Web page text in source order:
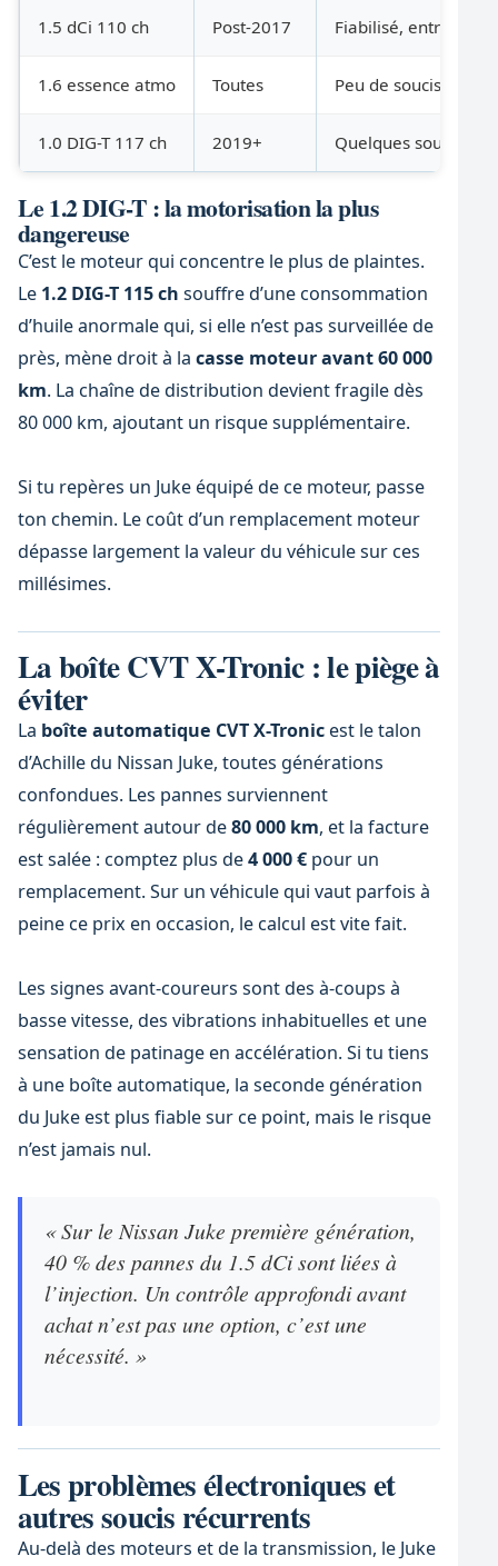
1.5 dCi 110 ch Post-2017 Fiabilisé, entretien
1.6 essence atmo Toutes Peu de soucis
1.0 DIG-T 117 ch 2019+ Quelques soucis
Le 1.2 DIG-T : la motorisation la plus
dangereuse
C’est le moteur qui concentre le plus de plaintes.
Le 1.2 DIG-T 115 ch souffre d’une consommation
d’huile anormale qui, si elle n’est pas surveillée de
près, mène droit à la casse moteur avant 60 000
km. La chaîne de distribution devient fragile dès
80 000 km, ajoutant un risque supplémentaire.
Si tu repères un Juke équipé de ce moteur, passe
ton chemin. Le coût d’un remplacement moteur
dépasse largement la valeur du véhicule sur ces
millésimes.
La boîte CVT X-Tronic : le piège à
éviter
La boîte automatique CVT X-Tronicest le talon
d’Achille du Nissan Juke, toutes générations
confondues. Les pannes surviennent
régulièrement autour de80 000 km, et la facture
est salée : comptez plus de4 000 €pour un
remplacement. Sur un véhicule qui vaut parfois à
peine ce prix en occasion, le calcul est vite fait.
Les signes avant-coureurs sont des à-coups à
basse vitesse, des vibrations inhabituelles et une
sensation de patinage en accélération. Si tu tiens
à une boîte automatique, la seconde génération
du Juke est plus fiable sur ce point, mais le risque
n’est jamais nul.
« Sur le Nissan Juke première génération,
40 % des pannes du 1.5 dCi sont liées à
l’injection. Un contrôle approfondi avant
achat n’est pas une option, c’est une
nécessité. »
Les problèmes électroniques et
autres soucis récurrents
Au-delà des moteurs et de la transmission, le Juke